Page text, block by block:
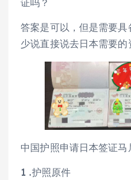
答案是可以，但是需要
少说直接说去日本需要的
中国护照申请日本签证马
1 .护照原件